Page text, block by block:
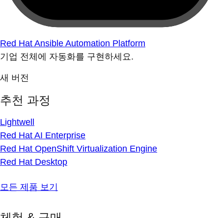
Red Hat Ansible Automation Platform
기업 전체에 자동화를 구현하세요.
새 버전
추천 과정
Lightwell
Red Hat AI Enterprise
Red Hat OpenShift Virtualization Engine
Red Hat Desktop
모든 제품 보기